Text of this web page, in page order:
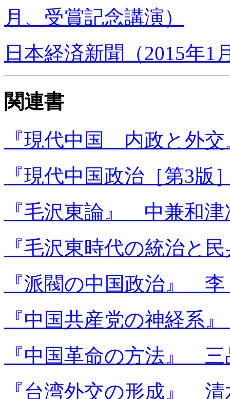
月、受賞記念講演）
日本経済新聞（2015年1
関連書
『現代中国 内政と外
『現代中国政治［第3
『毛沢東論』 中兼和津
『毛沢東時代の統治と
『派閥の中国政治』 李
『中国共産党の神経系
『中国革命の方法』 三
『台湾外交の形成』 清